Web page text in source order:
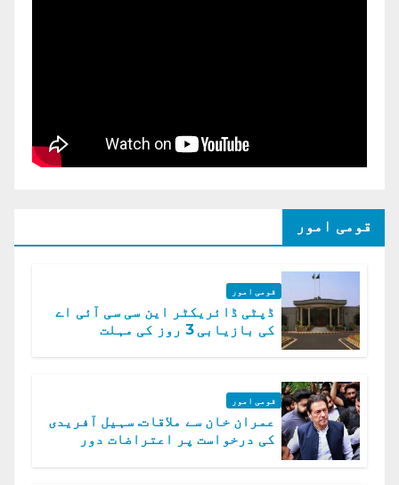
قومی امور
قومی امور
ڈپٹی ڈائریکٹر این سی سی آئی اے
کی بازیابی 3 روز کی مہلت
قومی امور
عمران خان سے ملاقات. سہیل آفریدی
کی درخواست پر اعتراضات دور